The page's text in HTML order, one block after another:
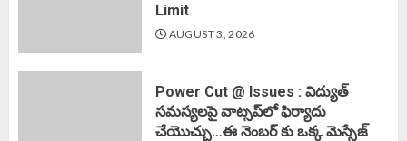
Limit
AUGUST 3, 2026
Power Cut @ Issues : విద్యుత్
సమస్యలపై వాట్సప్‌లో ఫిర్యాదు
చేయొచ్చు…ఈ నెంబర్ కు ఒక్క మెస్సేజ్